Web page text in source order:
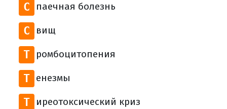
С паечная болезнь
С вищ
Т ромбоцитопения
Т енезмы
Т иреотоксический криз